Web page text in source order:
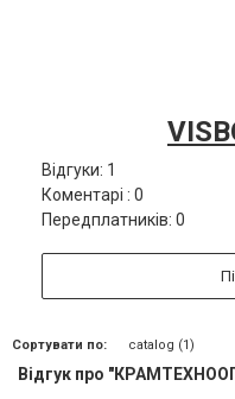
Відгуки: 1
Коментарі : 0
Передплатників: 0
Сортувати по: catalog (1)
Відгук про